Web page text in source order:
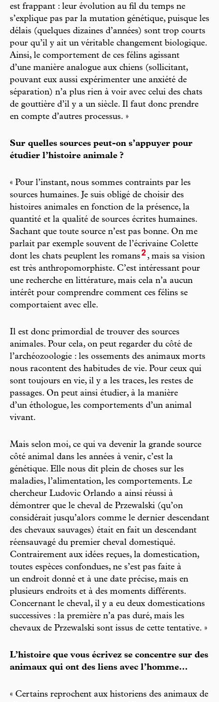
est frappant : leur évolution au fil du temps ne
s’explique pas par la mutation génétique, puisque les
délais (quelques dizaines d’années) sont trop courts
pour qu’il y ait un véritable changement biologique.
Ainsi, le comportement de ces félins agissant
d’une manière analogue aux chiens (sollicitant,
pouvant eux aussi expérimenter une anxiété de
séparation) n’a plus rien à voir avec celui des chats
de gouttière d’il y a un siècle. Il faut donc prendre
en compte d’autres processus. »
Sur quelles sources peut-on s’appuyer pour
étudier l’histoire animale ?
« Pour l’instant, nous sommes contraints par les
sources humaines. Je suis obligé de choisir des
histoires animales en fonction de la présence, la
quantité et la qualité de sources écrites humaines.
Sachant que toute source n’est pas bonne. On me
parlait par exemple souvent de l’écrivaine Colette
dont les chats peuplent les romans2 , mais sa vision
est très anthropomorphiste. C’est intéressant pour
une recherche en littérature, mais cela n’a aucun
intérêt pour comprendre comment ces félins se
comportaient avec elle.
Il est donc primordial de trouver des sources
animales. Pour cela, on peut regarder du côté de
l’archéozoologie : les ossements des animaux morts
nous racontent des habitudes de vie. Pour ceux qui
sont toujours en vie, il y a les traces, les restes de
passages. On peut ainsi étudier, à la manière
d’un éthologue, les comportements d’un animal
vivant.
Mais selon moi, ce qui va devenir la grande source
côté animal dans les années à venir, c’est la
génétique. Elle nous dit plein de choses sur les
maladies, l’alimentation, les comportements. Le
chercheur Ludovic Orlando a ainsi réussi à
démontrer que le cheval de Przewalski (qu’on
considérait jusqu’alors comme le dernier descendant
des chevaux sauvages) était en fait un descendant
réensauvagé du premier cheval domestiqué.
Contrairement aux idées reçues, la domestication,
toutes espèces confondues, ne s’est pas faite à
un endroit donné et à une date précise, mais en
plusieurs endroits et à des moments différents.
Concernant le cheval, il y a eu deux domestications
successives : la première n’a pas duré, mais les
chevaux de Przewalski sont issus de cette tentative. »
L’histoire que vous écrivez se concentre sur des
animaux qui ont des liens avec l’homme...
« Certains reprochent aux historiens des animaux de